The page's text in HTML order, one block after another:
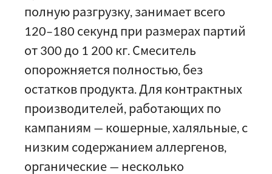
полную разгрузку, занимает всего
120–180 секунд при размерах партий
от 300 до 1 200 кг. Смеситель
опорожняется полностью, без
остатков продукта. Для контрактных
производителей, работающих по
кампаниям — кошерные, халяльные, с
низким содержанием аллергенов,
органические — несколько